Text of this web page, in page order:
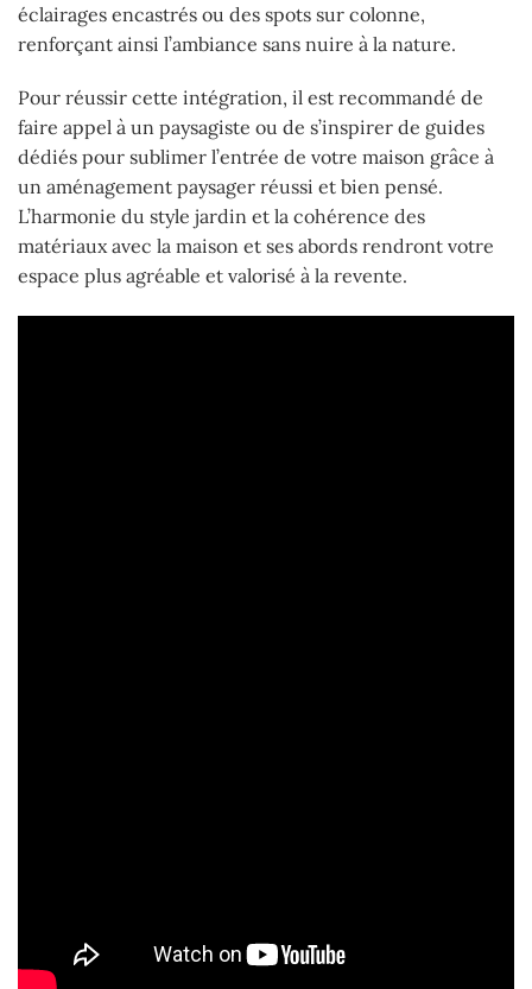
éclairages encastrés ou des spots sur colonne,
renforçant ainsi l’ambiance sans nuire à la nature.
Pour réussir cette intégration, il est recommandé de
faire appel à un paysagiste ou de s’inspirer de guides
dédiés pour sublimer l’entrée de votre maison grâce à
un aménagement paysager réussi et bien pensé.
L’harmonie du style jardin et la cohérence des
matériaux avec la maison et ses abords rendront votre
espace plus agréable et valorisé à la revente.